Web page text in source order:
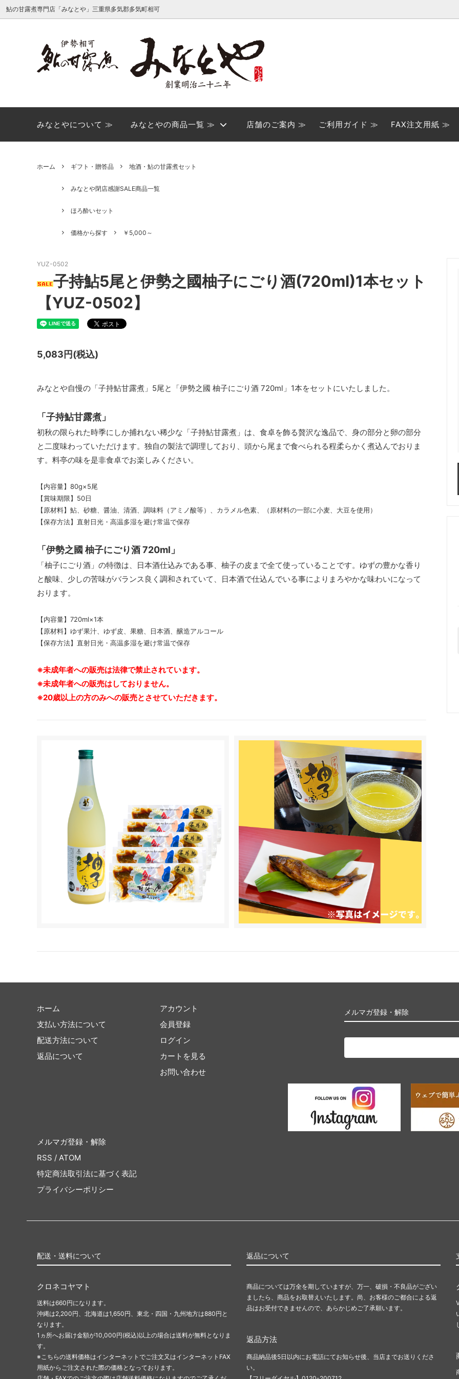
鮎の甘露煮専門店「みなとや」三重県多気郡多気町相可
ご家庭用商品
価格から探す
店舗のご案内
せ
みなとやについて ≫ みなとやの商品一覧 ≫ 店舗のご案内 ≫ ご利用ガイド ≫ FAX注文用紙 ≫
ホーム ギフト・贈答品 地酒・鮎の甘露煮セット
みなとや閉店感謝SALE商品一覧
ほろ酔いセット
価格から探す ￥5,000～
YUZ-0502
子持鮎5尾と伊勢之國柚子にごり酒(720ml)1本セット
【YUZ-0502】
5,083円(税込)
みなとや自慢の「子持鮎甘露煮」5尾と「伊勢之國 柚子にごり酒 720ml」1本をセットにいたしました。
「子持鮎甘露煮」
初秋の限られた時季にしか捕れない稀少な「子持鮎甘露煮」は、食卓を飾る贅沢な逸品で、身の部分と卵の部分
と二度味わっていただけます。独自の製法で調理しており、頭から尾まで食べられる程柔らかく煮込んでおりま
す。料亭の味を是非食卓でお楽しみください。
【内容量】80g×5尾
【賞味期限】50日
【原材料】鮎、砂糖、醤油、清酒、調味料（アミノ酸等）、カラメル色素、（原材料の一部に小麦、大豆を使用）
【保存方法】直射日光・高温多湿を避け常温で保存
「伊勢之國 柚子にごり酒 720ml」
「柚子にごり酒」の特徴は、日本酒仕込みである事、柚子の皮まで全て使っていることです。ゆずの豊かな香り
と酸味、少しの苦味がバランス良く調和されていて、日本酒で仕込んでいる事によりまろやかな味わいになって
おります。
【内容量】720ml×1本
【原材料】ゆず果汁、ゆず皮、果糖、日本酒、醸造アルコール
【保存方法】直射日光・高温多湿を避け常温で保存
※未成年者への販売は法律で禁止されています。
※未成年者への販売はしておりません。
※20歳以上の方のみへの販売とさせていただきます。
メルマガ登録・解除
ホーム
支払い方法について
配送方法について
返品について
アカウント
会員登録
ログイン
カートを見る
お問い合わせ
メルマガ登録・解除
RSS / ATOM
特定商法取引法に基づく表記
プライバシーポリシー
配送・送料について
クロネコヤマト
送料は660円になります。
沖縄は2,200円、北海道は1,650円、東北・四国・九州地方は880円と
なります。
1ヵ所へお届け金額が10,000円(税込)以上の場合は送料が無料となりま
す。
※こちらの送料価格はインターネットでご注文又はインターネットFAX
用紙からご注文された際の価格となっております。
返品について
商品については万全を期していますが、万一、破損・不良品がござい
ましたら、商品をお取替えいたします。尚、お客様のご都合による返
品はお受付できませんので、あらかじめご了承願います。
返品方法
商品納品後5日以内にお電話にてお知らせ後、当店までお送りくださ
い。